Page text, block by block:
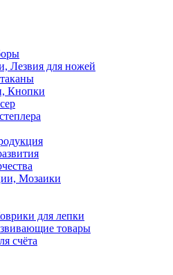
для ножей
Кнопки
Мозаики
для лепки
товары
счёта